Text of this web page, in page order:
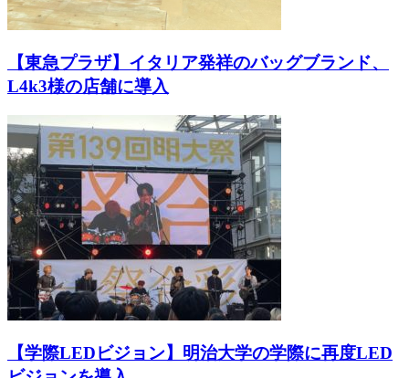
【東急プラザ】イタリア発祥のバッグブランド、
L4k3様の店舗に導入
【学際LEDビジョン】明治大学の学際に再度LED